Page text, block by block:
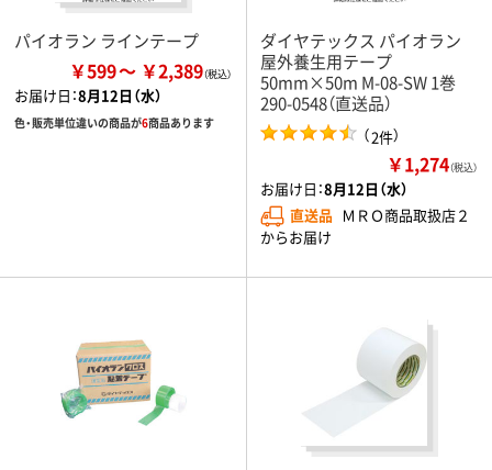
パイオラン ラインテープ
￥599 ￥2,389
お届け日：8月12日（水）
色・販売単位違いの商品が6商品あります
ダイヤテックス パイオラン
屋外養生用テープ
50mm×50m M-08-SW 1巻
290-0548（直送品）
（2件）
￥1,274（税込）
お届け日：8月12日（水）
直送品 ＭＲＯ商品取扱店２
からお届け